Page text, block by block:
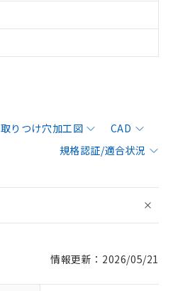
取りつけ穴加工図
CAD
規格認証/適合状況
情報更新：2026/05/21